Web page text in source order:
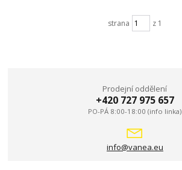
strana z 1
Prodejní oddělení
+420 727 975 657
PO-PÁ 8:00-18:00 (info linka)
info@vanea.eu